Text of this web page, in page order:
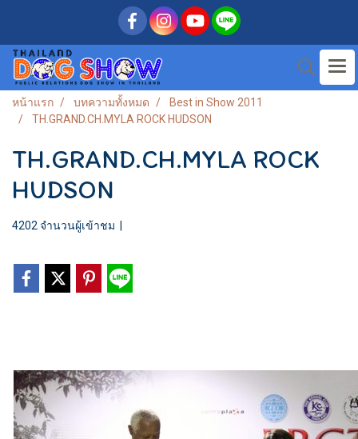
หน้าแรก บทความทั้งหมด
Best in Show 2011
TH.GRAND.CH.MYLA ROCK HUDSON
TH.GRAND.CH.MYLA ROCK
HUDSON
4202 จำนวนผู้เข้าชม